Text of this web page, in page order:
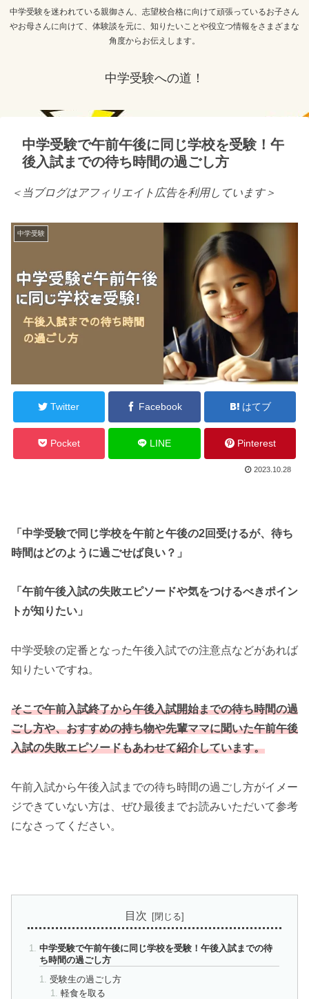
中学受験を迷われている親御さん、志望校合格に向けて頑張っているお子さん
やお母さんに向けて、体験談を元に、知りたいことや役立つ情報をさまざまな
角度からお伝えします。
中学受験への道！
中学受験で午前午後に同じ学校を受験！午
後入試までの待ち時間の過ごし方
＜当ブログはアフィリエイト広告を利用しています＞
中学受験
Twitter Facebook はてブ
Pocket LINE Pinterest
2023.10.28
「中学受験で同じ学校を午前と午後の2回受けるが、待ち
時間はどのように過ごせば良い？」
「午前午後入試の失敗エピソードや気をつけるべきポイン
トが知りたい」
中学受験の定番となった午後入試での注意点などがあれば
知りたいですね。
そこで午前入試終了から午後入試開始までの待ち時間の過
ごし方や、おすすめの持ち物や先輩ママに聞いた午前午後
入試の失敗エピソードもあわせて紹介しています。
午前入試から午後入試までの待ち時間の過ごし方がイメー
ジできていない方は、ぜひ最後までお読みいただいて参考
になさってください。
目次
中学受験で午前午後に同じ学校を受験！午後入試までの待
ち時間の過ごし方
受験生の過ごし方
軽食を取る